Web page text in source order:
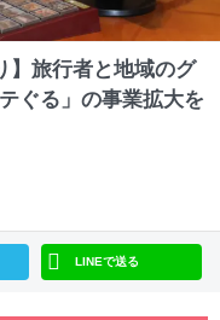
】旅行者と地域のグ
ぐる」の事業拡大を
LINEで送る